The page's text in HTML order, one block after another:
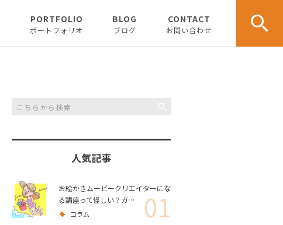
PORTFOLIO
ポートフォリオ
BLOG
ブログ
育児
CONTACT
お問い合わせ
人気記事
お絵かきムービークリエイターにな
る講座って怪しい？ガ…
コラム 01